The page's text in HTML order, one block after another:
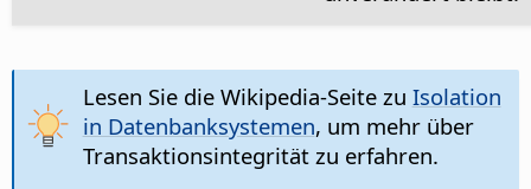
Lesen Sie die Wikipedia-Seite zu Isolation
in Datenbanksystemen, um mehr über
Transaktionsintegrität zu erfahren.